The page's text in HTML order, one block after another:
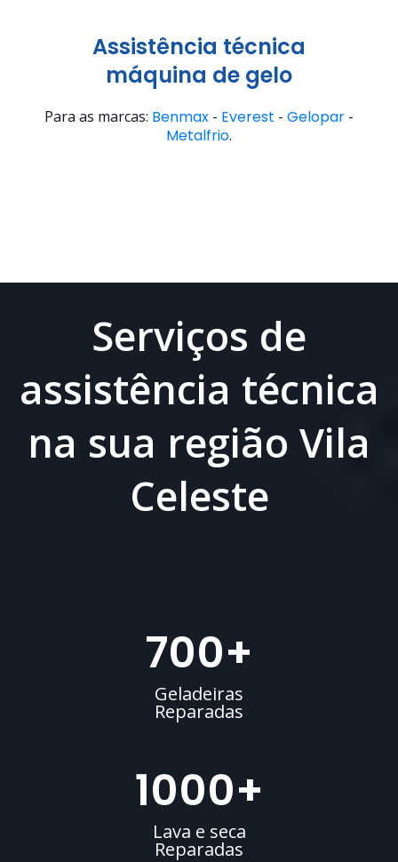
Assistência técnica
máquina de gelo
Para as marcas: Benmax - Everest - Gelopar -
Metalfrio.
Serviços de
assistência técnica
na sua região Vila
Celeste
700+
Geladeiras
Reparadas
1000+
Lava e seca
Reparadas